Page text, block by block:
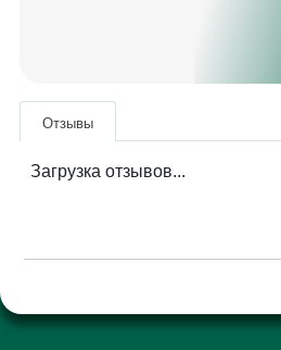
Отзывы
Загрузка отзывов...